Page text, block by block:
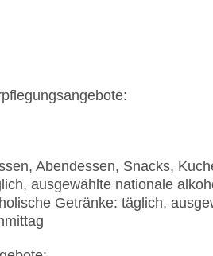
Abendessen, Snacks,
ausgewählte nationale
Getränke: täglich,